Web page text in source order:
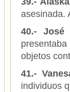
asesinada.
40.- José
objetos
41.-
individuos